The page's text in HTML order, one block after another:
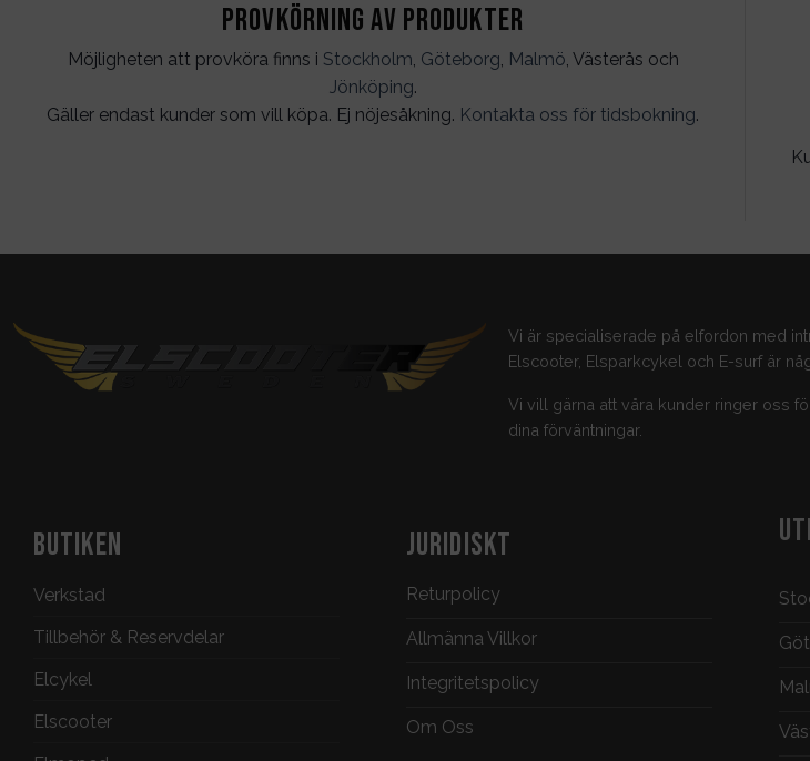
Provkörning av produkter
Möjligheten att provköra finns i Stockholm, Göteborg, Malmö, Västerås och
Jönköping.
Gäller endast kunder som vill köpa. Ej nöjesåkning. Kontakta oss för tidsbokning.
Vi är specialiserade på elfordon med
Elscooter, Elsparkcykel och E-surf är
Vi vill gärna att våra kunder ringer oss
dina förväntningar.
BUTIKEN
Verkstad
Tillbehör & Reservdelar
Elcykel
Elscooter
JURIDISKT
Returpolicy
Allmänna Villkor
Integritetspolicy
Om Oss